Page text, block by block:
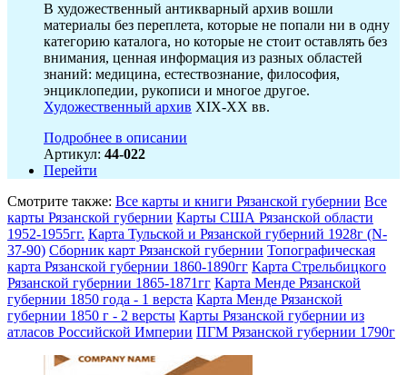
В художественный антикварный архив вошли
материалы без переплета, которые не попали ни в одну
категорию каталога, но которые не стоит оставлять без
внимания, ценная информация из разных областей
знаний: медицина, естествознание, философия,
энциклопедии, рукописи и многое другое.
Художественный архив XIX-XX вв.
Подробнее в описании
Артикул: 44-022
Перейти
Смотрите также: Все карты и книги Рязанской губернии Все
карты Рязанской губернии Карты США Рязанской области
1952-1955гг. Карта Тульской и Рязанской губерний 1928г (N-
37-90) Сборник карт Рязанской губернии Топографическая
карта Рязанской губернии 1860-1890гг Карта Стрельбицкого
Рязанской губернии 1865-1871гг Карта Менде Рязанской
губернии 1850 года - 1 верста Карта Менде Рязанской
губернии 1850 г - 2 версты Карты Рязанской губернии из
атласов Российской Империи ПГМ Рязанской губернии 1790г